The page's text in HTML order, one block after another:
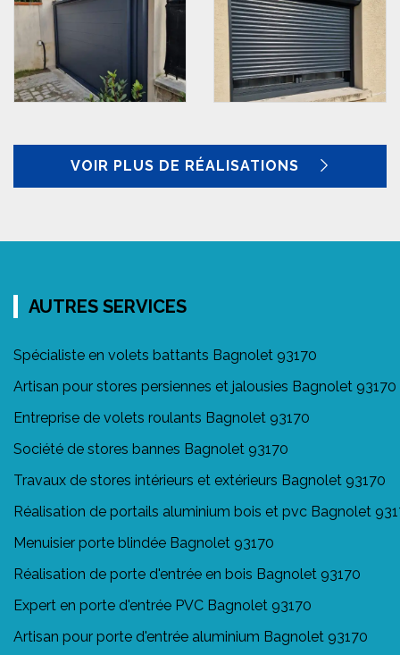
VOIR PLUS DE RÉALISATIONS
AUTRES SERVICES
Spécialiste en volets battants Bagnolet 93170
Artisan pour stores persiennes et jalousies Bagnolet 93170
Entreprise de volets roulants Bagnolet 93170
Société de stores bannes Bagnolet 93170
Travaux de stores intérieurs et extérieurs Bagnolet 93170
Réalisation de portails aluminium bois et pvc Bagnolet
Menuisier porte blindée Bagnolet 93170
Réalisation de porte d'entrée en bois Bagnolet 93170
Expert en porte d'entrée PVC Bagnolet 93170
Artisan pour porte d'entrée aluminium Bagnolet 93170